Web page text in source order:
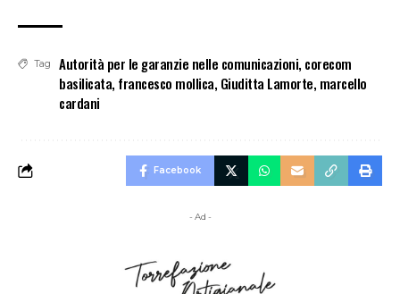
Tag Autorità per le garanzie nelle comunicazioni, corecom
basilicata, francesco mollica, Giuditta Lamorte, marcello
cardani
Facebook
- Ad -